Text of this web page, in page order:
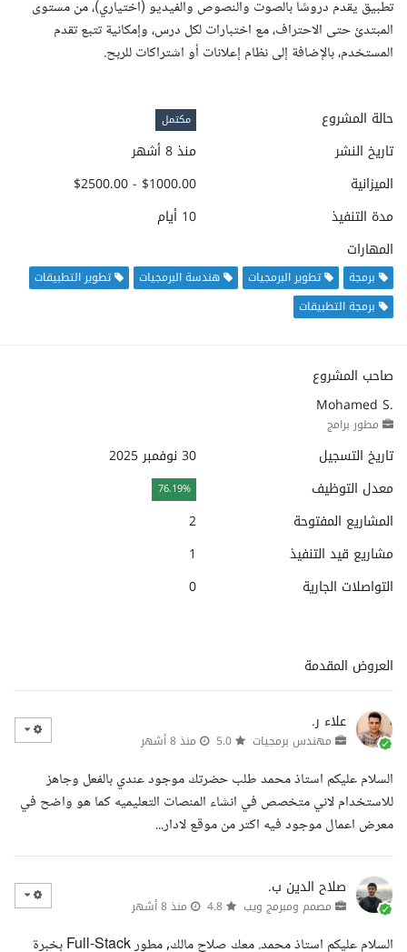
تطبيق يقدم دروسًا بالصوت والنصوص والفيديو (اختياري)، من مستوى
المبتدئ حتى الاحتراف، مع اختبارات لكل درس، وإمكانية تتبع تقدم
المستخدم، بالإضافة إلى نظام إعلانات أو اشتراكات للربح.
حالة المشروع مكتمل
تاريخ النشر
منذ 8 أشهر
الميزانية
$1000.00 - $2500.00
مدة التنفيذ
10 أيام
المهارات
برمجة تطوير البرمجيات هندسة البرمجيات
تطوير التطبيقات
برمجة التطبيقات
صاحب المشروع
Mohamed S.
مطور برامج
تاريخ التسجيل
30 نوفمبر 2025
معدل التوظيف
76.19%
المشاريع المفتوحة
2
مشاريع قيد التنفيذ
1
التواصلات الجارية
0
العروض المقدمة
علاء ر.
مهندس برمجيات منذ 8 أشهر
السلام عليكم استاذ محمد طلب حضرتك موجود عندي بالفعل وجاهز
للاستخدام لاني متخصص في انشاء المنصات التعليميه كما هو واضح في
معرض اعمال موجود فيه اكتر من موقع لادار...
صلاح الدين ب.
مصمم ومبرمج ويب منذ 8 أشهر
السلام عليكم استاذ محمد. معك صلاح مالك, مطور Full-Stack بخبرة